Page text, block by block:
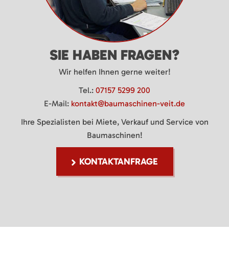
SIE HABEN FRAGEN?
Wir helfen Ihnen gerne weiter!
Tel.: 07157 5299 200
E-Mail: kontakt@baumaschinen-veit.de
Ihre Spezialisten bei Miete, Verkauf und Service von
Baumaschinen!
KONTAKTANFRAGE